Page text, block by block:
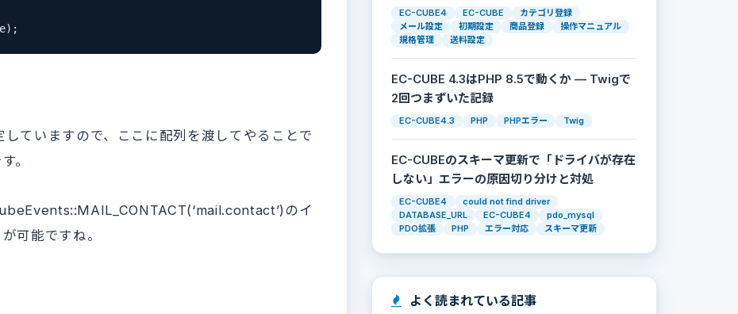
ていますので、ここに配列を渡してやることで
。
のイ
可能ですね。
EC-CUBE4 EC-CUBE
カテゴリ登録
メール設定
初期設定 商品登録
操作マニュアル
規格管理
送料設定
EC-CUBE 4.3はPHP 8.5で動くか — Twigで
2回つまずいた記録
EC-CUBE4.3 PHP PHPエラー Twig
EC-CUBEのスキーマ更新で「ドライバが存在
しない」エラーの原因切り分けと対処
EC-CUBE4
could not find driver
DATABASE_URL
EC-CUBE4
pdo_mysql
PDO拡張
PHP エラー対応 スキーマ更新
よく読まれている記事